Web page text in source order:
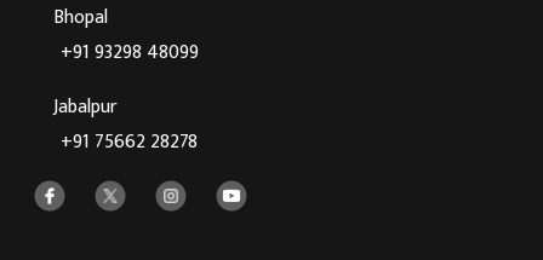
Bhopal
+91 93298 48099
Jabalpur
+91 75662 28278